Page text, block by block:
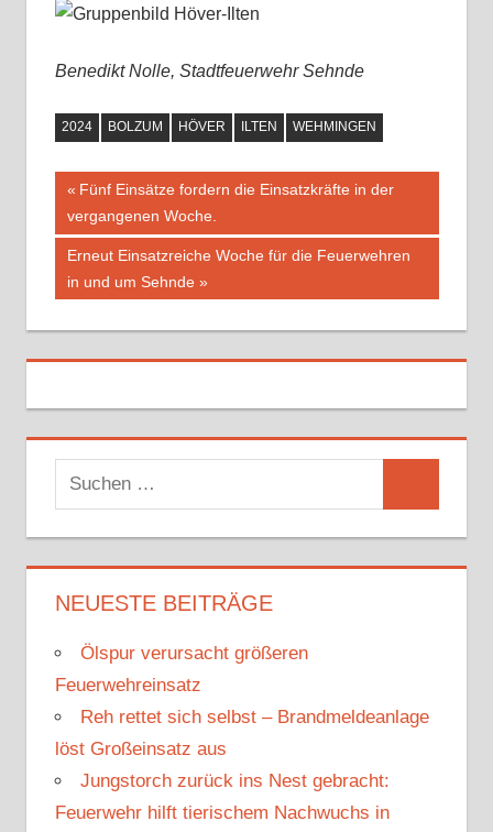
Benedikt Nolle, Stadtfeuerwehr Sehnde
2024 BOLZUM HÖVER ILTEN WEHMINGEN
Beitragsnavigation
Vorheriger
Beitrag:
Fünf Einsätze fordern die Einsatzkräfte in der
vergangenen Woche.
Nächster
Beitrag:
Erneut Einsatzreiche Woche für die Feuerwehren
in und um Sehnde
u
c
h
e
a
h
c
NEUESTE BEITRÄGE
Ölspur verursacht größeren
Feuerwehreinsatz
Reh rettet sich selbst – Brandmeldeanlage
löst Großeinsatz aus
Jungstorch zurück ins Nest gebracht:
Feuerwehr hilft tierischem Nachwuchs in